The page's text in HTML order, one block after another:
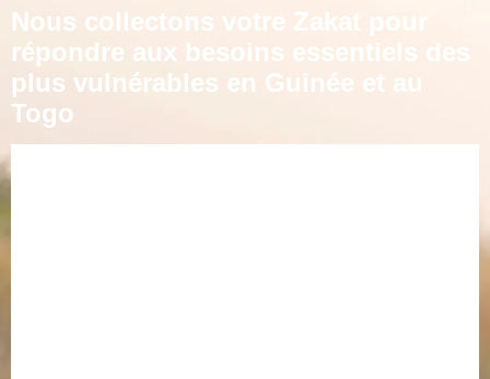
Nous collectons votre Zakat pour
répondre aux besoins essentiels des
plus vulnérables en Guinée et au
Togo